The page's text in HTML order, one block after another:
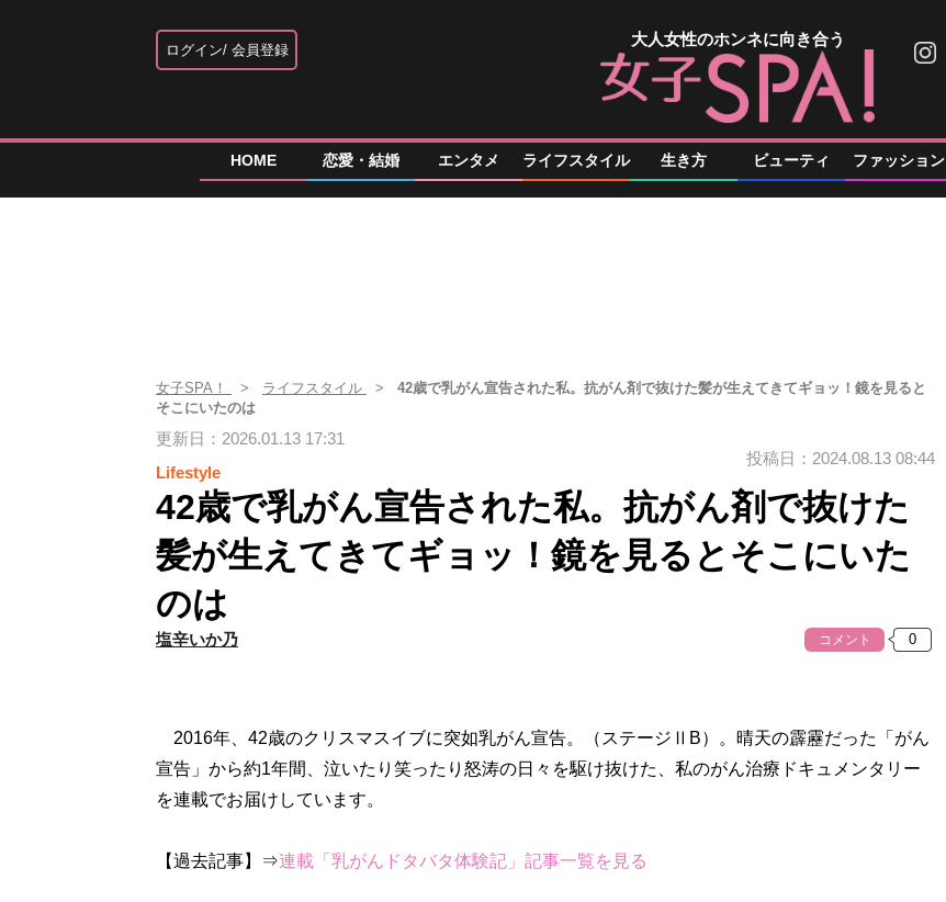
ログイン 会員登録
大人女性のホンネに向き合う
HOME 恋愛・結婚 エンタメ ライフスタイル 生き方 ビューティ ファッション
女子SPA！ ライフスタイル
42歳で乳がん宣告された私。抗がん剤で抜けた髪が生えてきてギョッ！鏡を見ると
そこにいたのは
更新日：2026.01.13 17:31
Lifestyle
投稿日：2024.08.13 08:44
42歳で乳がん宣告された私。抗がん剤で抜けた
髪が生えてきてギョッ！鏡を見るとそこにいた
のは
塩辛いか乃 コメント
2016年、42歳のクリスマスイブに突如乳がん宣告。（ステージⅡB）。晴天の霹靂だった「がん
宣告」から約1年間、泣いたり笑ったり怒涛の日々を駆け抜けた、私のがん治療ドキュメンタリー
を連載でお届けしています。
【過去記事】⇒連載「乳がんドタバタ体験記」記事一覧を見る